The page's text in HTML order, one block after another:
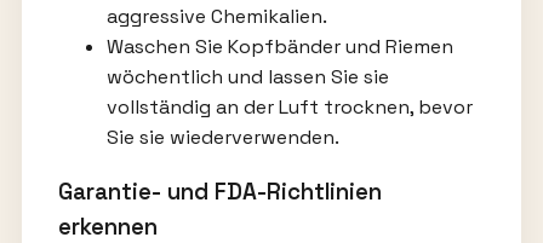
aggressive Chemikalien.
Waschen Sie Kopfbänder und Riemen
wöchentlich und lassen Sie sie
vollständig an der Luft trocknen, bevor
Sie sie wiederverwenden.
Garantie- und FDA-Richtlinien
erkennen